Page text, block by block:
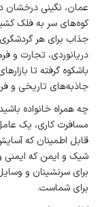
عمان، نگینی درخشان
کوه‌های سر به فلک
جذاب برای هر
دریانوردی، تجارت و
باشکوه گرفته تا
جاذبه‌های تاریخی و
چه همراه خانواده
مسافرت کاری، یک
قابل اطمینان که
شیک و ایمن که ایمنی
برای سرنشینان و
برای شماست.